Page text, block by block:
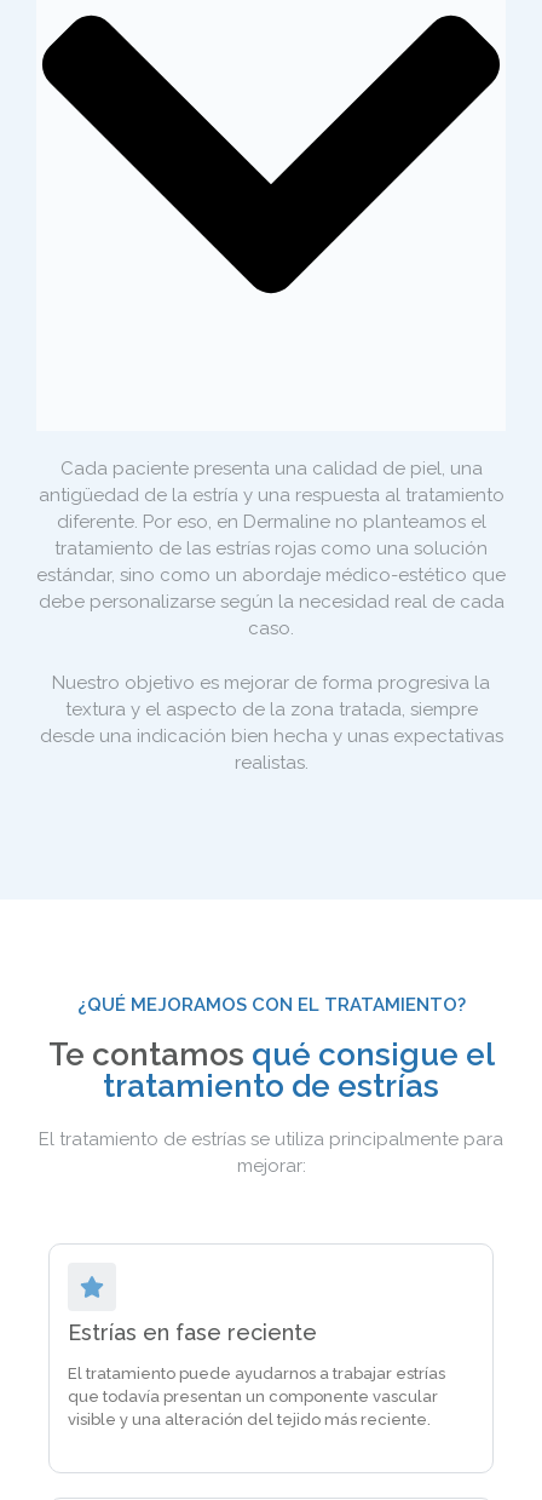
Cada paciente presenta una calidad de piel, una
antigüedad de la estría y una respuesta al tratamiento
diferente. Por eso, en Dermaline no planteamos el
tratamiento de las estrías rojas como una solución
estándar, sino como un abordaje médico-estético que
debe personalizarse según la necesidad real de cada
caso.
Nuestro objetivo es mejorar de forma progresiva la
textura y el aspecto de la zona tratada, siempre
desde una indicación bien hecha y unas expectativas
realistas.
¿QUÉ MEJORAMOS CON EL TRATAMIENTO?
Te contamos qué consigue el
tratamiento de estrías
El tratamiento de estrías se utiliza principalmente para
mejorar:
Estrías en fase reciente
El tratamiento puede ayudarnos a trabajar estrías
que todavía presentan un componente vascular
visible y una alteración del tejido más reciente.